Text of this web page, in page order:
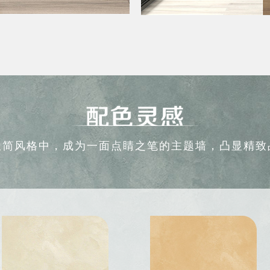
风格中，成为一面点睛之笔的主题墙，凸显精